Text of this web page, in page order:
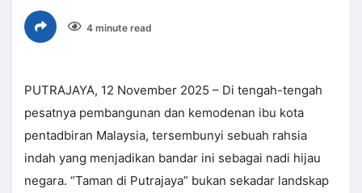
4 minute read
PUTRAJAYA, 12 November 2025 – Di tengah-tengah
pesatnya pembangunan dan kemodenan ibu kota
pentadbiran Malaysia, tersembunyi sebuah rahsia
indah yang menjadikan bandar ini sebagai nadi hijau
negara. “Taman di Putrajaya” bukan sekadar landskap